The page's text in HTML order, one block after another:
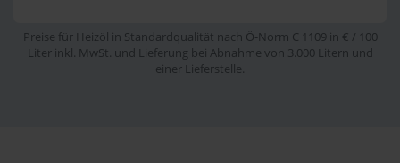
Preise für Heizöl in Standardqualität nach Ö-Norm C 1109 in € / 100
Liter inkl. MwSt. und Lieferung bei Abnahme von 3.000 Litern und
einer Lieferstelle.